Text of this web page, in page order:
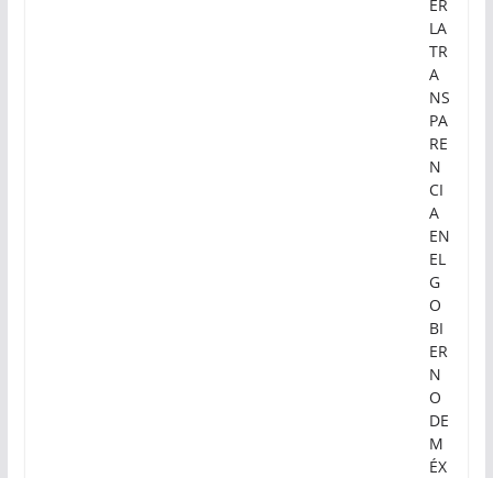
ER
LA
TR
A
NS
PA
RE
N
CI
A
EN
EL
G
O
BI
ER
N
O
DE
M
ÉX